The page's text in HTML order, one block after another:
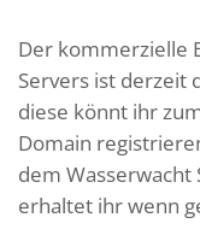
Der kommerzielle
Servers ist derzeit
diese könnt ihr
Domain
dem Wasserwacht
erhaltet ihr wenn